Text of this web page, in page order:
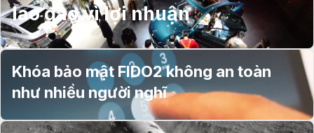
lao đao vì lợi nhuận
Khóa bảo mật FIDO2 không an toàn
như nhiều người nghĩ